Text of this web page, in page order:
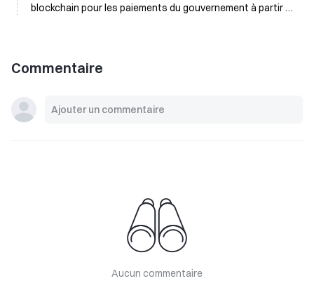
blockchain pour les paiements du gouvernement à partir du
Commentaire
Aucun commentaire